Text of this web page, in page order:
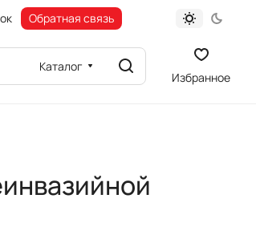
Обратная связь
Каталог
Избранное